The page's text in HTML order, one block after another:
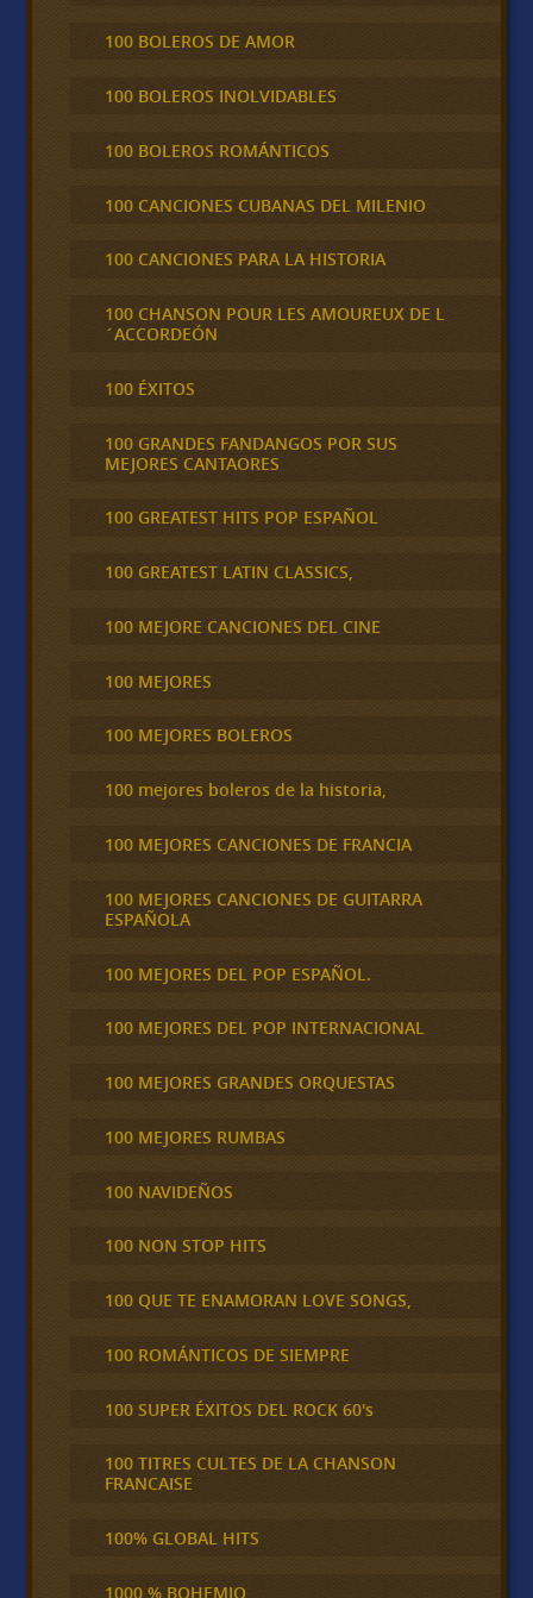
100 BOLEROS DE AMOR
100 BOLEROS INOLVIDABLES
100 BOLEROS ROMÁNTICOS
100 CANCIONES CUBANAS DEL MILENIO
100 CANCIONES PARA LA HISTORIA
100 CHANSON POUR LES AMOUREUX DE L
´ACCORDEÓN
100 ÉXITOS
100 GRANDES FANDANGOS POR SUS
MEJORES CANTAORES
100 GREATEST HITS POP ESPAÑOL
100 GREATEST LATIN CLASSICS,
100 MEJORE CANCIONES DEL CINE
100 MEJORES
100 MEJORES BOLEROS
100 mejores boleros de la historia,
100 MEJORES CANCIONES DE FRANCIA
100 MEJORES CANCIONES DE GUITARRA
ESPAÑOLA
100 MEJORES DEL POP ESPAÑOL.
100 MEJORES DEL POP INTERNACIONAL
100 MEJORES GRANDES ORQUESTAS
100 MEJORES RUMBAS
100 NAVIDEÑOS
100 NON STOP HITS
100 QUE TE ENAMORAN LOVE SONGS,
100 ROMÁNTICOS DE SIEMPRE
100 SUPER ÉXITOS DEL ROCK 60's
100 TITRES CULTES DE LA CHANSON
FRANCAISE
100% GLOBAL HITS
1000 % BOHEMIO